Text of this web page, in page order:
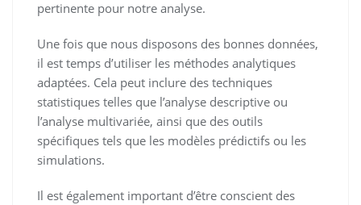
pertinente pour notre analyse.
Une fois que nous disposons des bonnes données,
il est temps d’utiliser les méthodes analytiques
adaptées. Cela peut inclure des techniques
statistiques telles que l’analyse descriptive ou
l’analyse multivariée, ainsi que des outils
spécifiques tels que les modèles prédictifs ou les
simulations.
Il est également important d’être conscient des